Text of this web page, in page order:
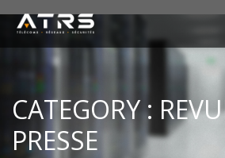
CATEGORY :
PRESSE